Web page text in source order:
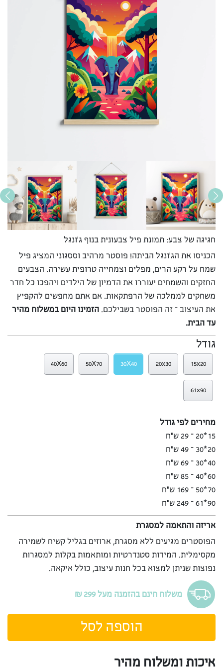
חגיגה של צבע: תמונת פיל צבעונית בנוף ג’ונגל
הכניסו את הג’ונגל הביתה! פוסטר מרהיב וססגוני המציג פיל
שמח על רקע הרים, מפלים וצמחייה טרופית עשירה. הצבעים
החזקים והשמחים יעוררו את הדמיון של הילדים ויהפכו כל חדר
משחקים לממלכה של הרפתקאות. אם אתם מחפשים להקפיץ
את העיצוב – זה הפוסטר בשבילכם. הזמינו היום במשלוח מהיר
עד הבית.
גודל
15x20
20x30
30X40
50X70
40X60
61x90
מחירים לפי גודל
15*20 – 29 ש”ח
20*30 – 49 ש”ח
40*30 – 69 ש”ח
60*40 – 85 ש”ח
70*50 – 169 ש”ח
90*61 – 249 ש”ח
אריזה והתאמה למסגרת
הפוסטרים מגיעים ללא מסגרת, ארוזים בגליל קשיח לשמירה
מקסימלית. המידות סטנדרטיות ומותאמות בקלות למסגרות
נפוצות שניתן למצוא בכל חנות עיצוב, כולל איקאה.
משלוח חינם בהזמנה מעל 299 ₪
הוספה לסל
איכות ומשלוח מהיר